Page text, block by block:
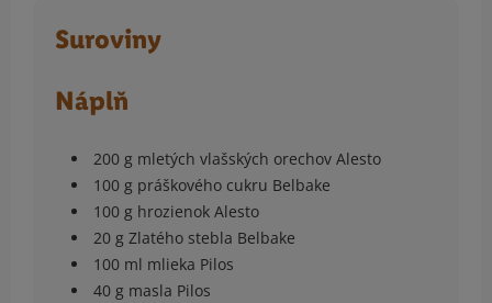
Suroviny
Náplň
200 g mletých vlašských orechov Alesto
100 g práškového cukru Belbake
100 g hrozienok Alesto
20 g Zlatého stebla Belbake
100 ml mlieka Pilos
40 g masla Pilos